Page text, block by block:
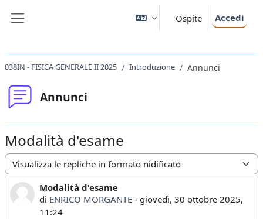
Ospite Accedi
038IN - FISICA GENERALE II 2025 Introduzione Annunci
Annunci
Modalità d'esame
Modalità visualizzazione
Modalità d'esame
di ENRICO MORGANTE- giovedì, 30 ottobre 2025,
11:24
Numero di risposte: 0